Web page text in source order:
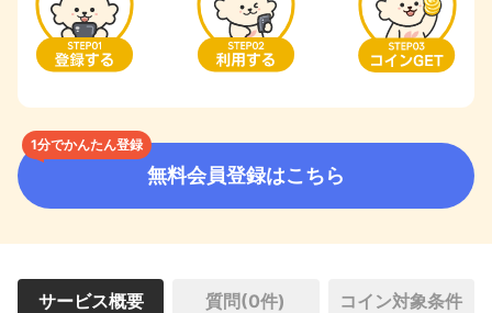
1分でかんたん登録
無料会員登録はこちら
サービス概要 質問(0件) コイン対象条件